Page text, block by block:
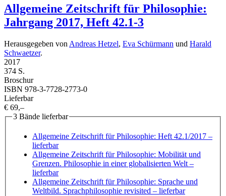
Allgemeine Zeitschrift für Philosophie:
Jahrgang 2017, Heft 42.1-3
Herausgegeben von Andreas Hetzel, Eva Schürmann und Harald
Schwaetzer.
2017
374 S.
Broschur
ISBN 978-3-7728-2773-0
Lieferbar
€ 69,–
3 Bände lieferbar
Allgemeine Zeitschrift für Philosophie: Heft 42.1/2017 –
lieferbar
Allgemeine Zeitschrift für Philosophie: Mobilität und
Grenzen. Philosophie in einer globalisierten Welt–
lieferbar
Allgemeine Zeitschrift für Philosophie: Sprache und
Weltbild. Sprachphilosophie revisited – lieferbar